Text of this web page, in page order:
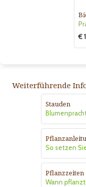
€
Weiterführende
Stauden
So setzen
Pflanzzeiten
Wann